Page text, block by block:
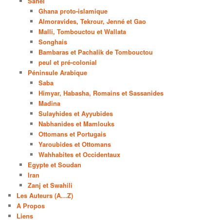
Ghana proto-islamique
Almoravides, Tekrour, Jenné et Gao
Malli, Tombouctou et Wallata
Songhais
Bambaras et Pachalik de Tombouctou
peul et pré-colonial
Péninsule Arabique
Saba
Himyar, Habasha, Romains et Sassanides
Madina
Sulayhides et Ayyubides
Nabhanides et Mamlouks
Ottomans et Portugais
Yaroubides et Ottomans
Wahhabites et Occidentaux
Egypte et Soudan
Iran
Zanj et Swahili
Les Auteurs (A…Z)
A Propos
Liens